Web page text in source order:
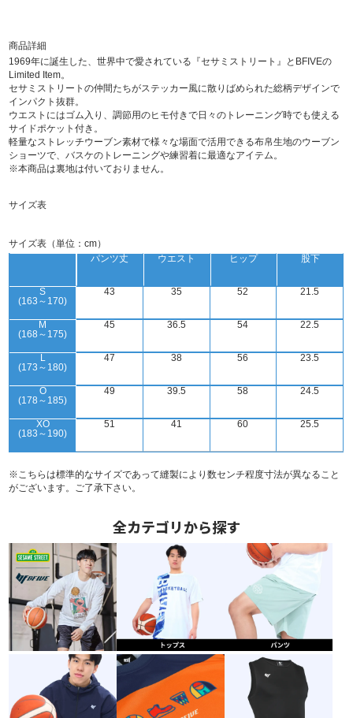
商品詳細
1969年に誕生した、世界中で愛されている『セサミストリート』とBFIVEの
Limited Item。
セサミストリートの仲間たちがステッカー風に散りばめられた総柄デザインで
インパクト抜群。
ウエストにはゴム入り、調節用のヒモ付きで日々のトレーニング時でも使える
サイドポケット付き。
軽量なストレッチウーブン素材で様々な場面で活用できる布帛生地のウーブン
ショーツで、バスケのトレーニングや練習着に最適なアイテム。
※本商品は裏地は付いておりません。
サイズ表
サイズ表（単位：cm）
S
(163～170)
M
(168～175)
L
(173～180)
O
(178～185)
XO
(183～190)
パンツ丈
43
45
47
49
51
ウエスト
35
36.5
38
39.5
41
ヒップ
52
54
56
58
60
股下
21.5
22.5
23.5
24.5
25.5
※こちらは標準的なサイズであって縫製により数センチ程度寸法が異なること
がございます。ご了承下さい。
全カテゴリから探す